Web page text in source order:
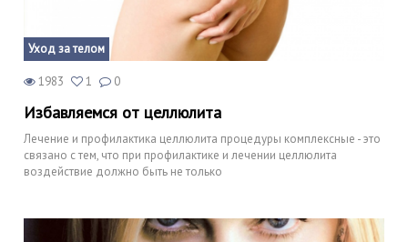
Уход за телом
1983 1 0
Избавляемся от целлюлита
Лечение и профилактика целлюлита процедуры комплексные - это
связано с тем, что при профилактике и лечении целлюлита
воздействие должно быть не только